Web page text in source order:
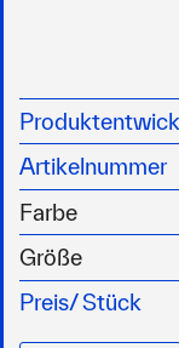
neben den
die Crew
und eine
Vorderseite
wasser- und
UV-Schutz
leicht und
Stretch-
Material:
Artikelnummer
Farbe
Größe
Preis/Stück